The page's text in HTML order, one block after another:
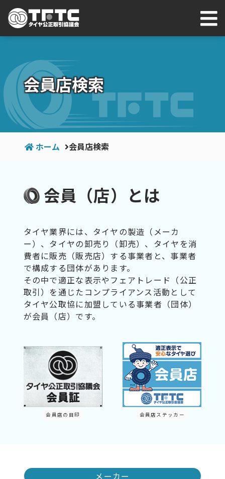
会員店検索
ホーム 会員店検索
会員（店）とは
タイヤ業界には、タイヤの製造（メーカ
ー）、タイヤの卸売り（卸売）、タイヤを消
費者に販売（販売店）する事業者と、事業者
で構成する団体があります。
その中で適正な表示やフェアトレード（公正
取引）を通じたコンプライアンス活動として
タイヤ公取協に加盟している事業者（団体）
が会員（店）です。
会員店の目印 会員店ステッカー
メーカー